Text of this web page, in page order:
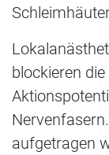
blockieren
aufgetragen